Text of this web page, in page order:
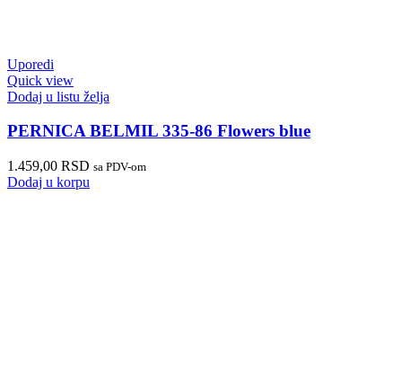
Uporedi
Quick view
Dodaj u listu želja
PERNICA BELMIL 335-86 Flowers blue
1.459,00 RSD sa PDV-om
Dodaj u korpu